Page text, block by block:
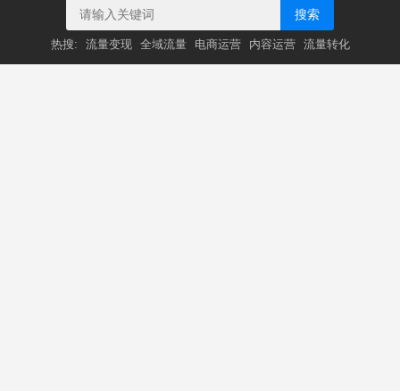
搜索
热搜: 流量变现 全域流量 电商运营 内容运营 流量转化